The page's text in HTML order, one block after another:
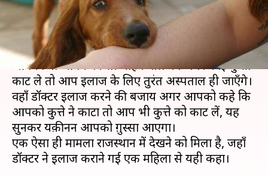
क्या है खबर?
अक्सर राह चलते कुत्ते किसी न किसी को काट लेते हैं।
आपको या आपके किसी चाहने वाले को अगर कोई कुत्ता
काट ले तो आप इलाज के लिए तुरंत अस्पताल ही जाएँगे।
वहाँ डॉक्टर इलाज करने की बजाय अगर आपको कहे कि
आपको कुत्ते ने काटा तो आप भी कुत्ते को काट लें, यह
सुनकर यक़ीनन आपको ग़ुस्सा आएगा।
एक ऐसा ही मामला राजस्थान में देखने को मिला है, जहाँ